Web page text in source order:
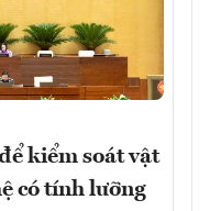
kiểm soát vật
có tính lưỡng